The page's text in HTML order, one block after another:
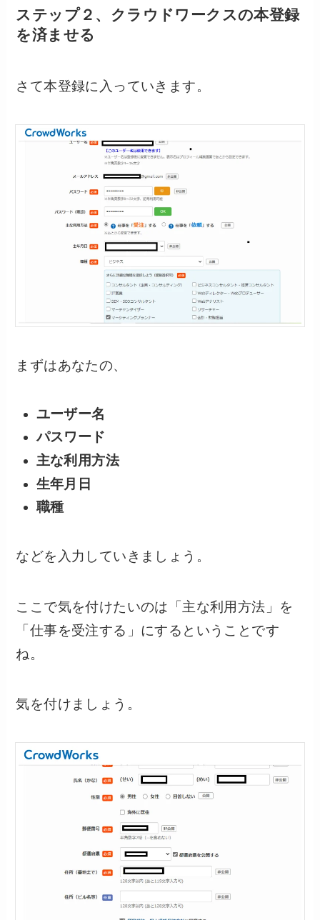
ステップ２、クラウドワークスの本登録
を済ませる
さて本登録に入っていきます。
まずはあなたの、
ユーザー名
パスワード
主な利用方法
生年月日
職種
などを入力していきましょう。
ここで気を付けたいのは「主な利用方法」を
「仕事を受注する」にするということです
ね。
気を付けましょう。